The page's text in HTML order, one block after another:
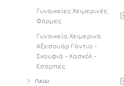
Γυναικείες Χειμερινές
Φόρμες
Γυναικεία Χειμερινά
Αξεσουάρ Γάντια -
Σκουφιά - Κασκόλ -
Εσάρπες
ΠΑΙΔΙ